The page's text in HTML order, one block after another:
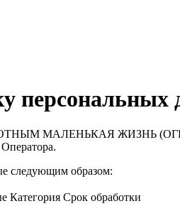
персональных
МАЛЕНЬКАЯ ЖИЗНЬ
следующим образом:
Категория Срок обработки